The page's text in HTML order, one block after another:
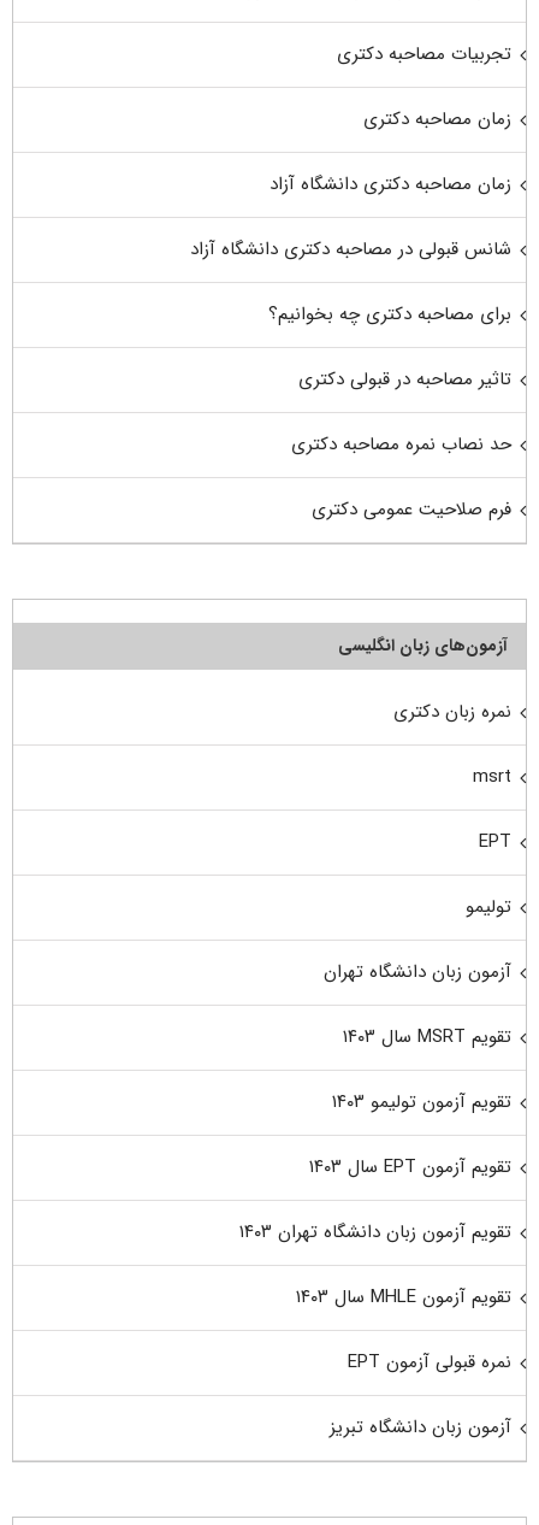
تجربیات مصاحبه دکتری
زمان مصاحبه دکتری
زمان مصاحبه دکتری دانشگاه آزاد
شانس قبولی در مصاحبه دکتری دانشگاه آزاد
برای مصاحبه دکتری چه بخوانیم؟
تاثیر مصاحبه در قبولی دکتری
حد نصاب نمره مصاحبه دکتری
فرم صلاحیت عمومی دکتری
آزمون‌های زبان انگلیسی
نمره زبان دکتری
msrt
EPT
تولیمو
آزمون زبان دانشگاه تهران
تقویم MSRT سال ۱۴۰۳
تقویم آزمون تولیمو ۱۴۰۳
تقویم آزمون EPT سال ۱۴۰۳
تقویم آزمون زبان دانشگاه تهران ۱۴۰۳
تقویم آزمون MHLE سال ۱۴۰۳
نمره قبولی آزمون EPT
آزمون زبان دانشگاه تبریز